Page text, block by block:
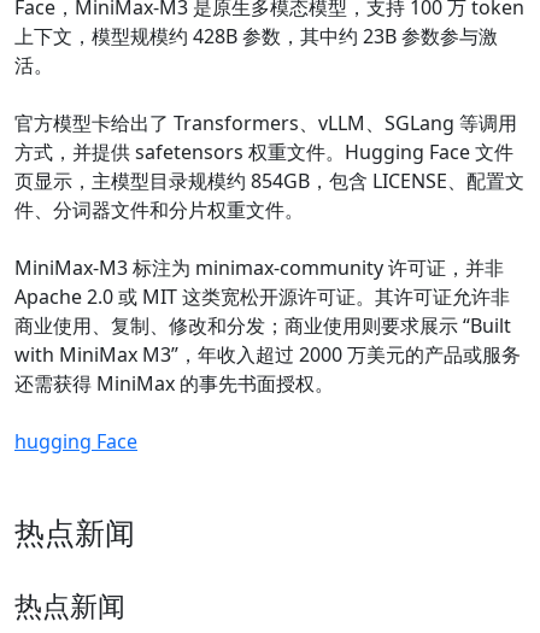
Face，MiniMax-M3 是原生多模态模型，支持 100 万 token
上下文，模型规模约 428B 参数，其中约 23B 参数参与激
活。
官方模型卡给出了 Transformers、vLLM、SGLang 等调用
方式，并提供 safetensors 权重文件。Hugging Face 文件
页显示，主模型目录规模约 854GB，包含 LICENSE、配置文
件、分词器文件和分片权重文件。
MiniMax-M3 标注为 minimax-community 许可证，并非
Apache 2.0 或 MIT 这类宽松开源许可证。其许可证允许非
商业使用、复制、修改和分发；商业使用则要求展示 “Built
with MiniMax M3”，年收入超过 2000 万美元的产品或服务
还需获得 MiniMax 的事先书面授权。
hugging Face
热点新闻
热点新闻